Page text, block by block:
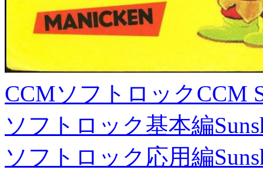
CCMソフトロックCCM
ソフトロック基本編
ソフトロック応用編